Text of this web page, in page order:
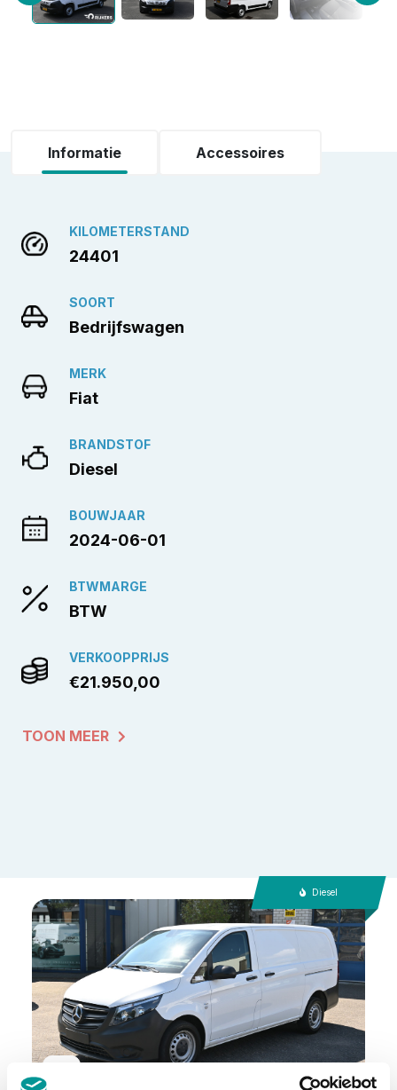
Informatie Accessoires
KILOMETERSTAND
24401
SOORT
Bedrijfswagen
MERK
Fiat
BRANDSTOF
Diesel
BOUWJAAR
2024-06-01
BTWMARGE
BTW
VERKOOPPRIJS
€21.950,00
TOON MEER
Diesel